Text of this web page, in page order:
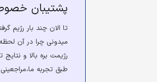
پشتیبان
تا الان چند بار رژیم
میدونی چرا در آن
رژیمت بره بالا و
طبق تجربه